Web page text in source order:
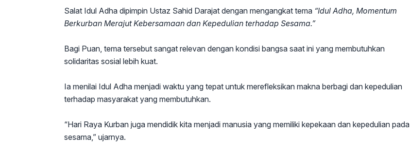
Salat Idul Adha dipimpin Ustaz Sahid Darajat dengan mengangkat tema “Idul Adha, Momentum
Berkurban Merajut Kebersamaan dan Kepedulian terhadap Sesama.”
Bagi Puan, tema tersebut sangat relevan dengan kondisi bangsa saat ini yang membutuhkan
solidaritas sosial lebih kuat.
Ia menilai Idul Adha menjadi waktu yang tepat untuk merefleksikan makna berbagi dan kepedulian
terhadap masyarakat yang membutuhkan.
“Hari Raya Kurban juga mendidik kita menjadi manusia yang memiliki kepekaan dan kepedulian pada
sesama,” ujarnya.